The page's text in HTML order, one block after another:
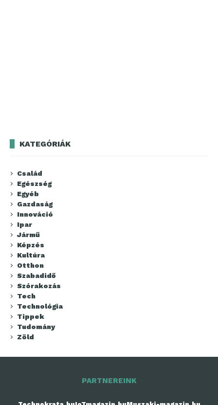
KATEGÓRIÁK
Család
Egészség
Egyéb
Gazdaság
Innováció
Ipar
Jármű
Képzés
Kultúra
Otthon
Szabadidő
Szórakozás
Tech
Technológia
Tippek
Tudomány
Zöld
PARTNEREINK